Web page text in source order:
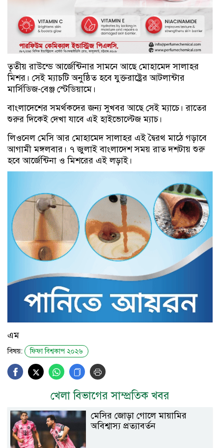
তৃতীয় রাউন্ডে আর্জেন্টিনার সামনে আছে মোহামেদ সালাহর
মিশর। সেই ম্যাচটি অনুষ্ঠিত হবে যুক্তরাষ্ট্রের আটলান্টার
মার্সিডিজ-বেঞ্জ স্টেডিয়ামে।
বাংলাদেশের সমর্থকদের জন্য সুখবর আছে সেই ম্যাচে। রাতের
শুরুর দিকেই দেখা যাবে এই হাইভোল্টেজ ম্যাচ।
লিওনেল মেসি আর মোহামেদ সালাহর এই দ্বৈরথ মাঠে গড়াবে
আগামী মঙ্গলবার। ৭ জুলাই বাংলাদেশ সময় রাত দশটায় শুরু
হবে আর্জেন্টিনা ও মিশরের এই লড়াই।
এম
বিষয়: ফিফা বিশ্বকাপ ২০২৬
খেলা বিভাগের সাম্প্রতিক খবর
মেসির জোড়া গোলে মায়ামির
অবিশ্বাস্য প্রত্যাবর্তন